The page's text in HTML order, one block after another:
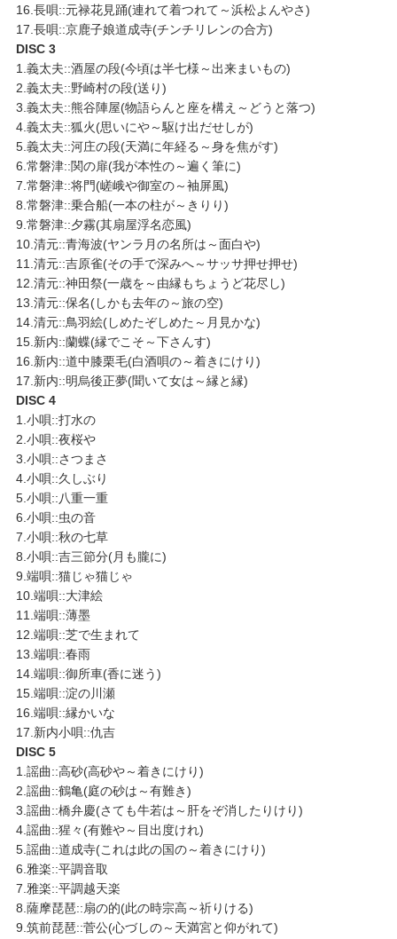
16.長唄::元禄花見踊(連れて着つれて～浜松よんやさ)
17.長唄::京鹿子娘道成寺(チンチリレンの合方)
DISC 3
1.義太夫::酒屋の段(今頃は半七様～出来まいもの)
2.義太夫::野崎村の段(送り)
3.義太夫::熊谷陣屋(物語らんと座を構え～どうと落つ)
4.義太夫::狐火(思いにや～駆け出だせしが)
5.義太夫::河庄の段(天満に年経る～身を焦がす)
6.常磐津::関の扉(我が本性の～遍く筆に)
7.常磐津::将門(嵯峨や御室の～袖屏風)
8.常磐津::乗合船(一本の柱が～きりり)
9.常磐津::夕霧(其扇屋浮名恋風)
10.清元::青海波(ヤンラ月の名所は～面白や)
11.清元::吉原雀(その手で深みへ～サッサ押せ押せ)
12.清元::神田祭(一歳を～由縁もちょうど花尽し)
13.清元::保名(しかも去年の～旅の空)
14.清元::鳥羽絵(しめたぞしめた～月見かな)
15.新内::蘭蝶(縁でこそ～下さんす)
16.新内::道中膝栗毛(白酒唄の～着きにけり)
17.新内::明烏後正夢(聞いて女は～縁と縁)
DISC 4
1.小唄::打水の
2.小唄::夜桜や
3.小唄::さつまさ
4.小唄::久しぶり
5.小唄::八重一重
6.小唄::虫の音
7.小唄::秋の七草
8.小唄::吉三節分(月も朧に)
9.端唄::猫じゃ猫じゃ
10.端唄::大津絵
11.端唄::薄墨
12.端唄::芝で生まれて
13.端唄::春雨
14.端唄::御所車(香に迷う)
15.端唄::淀の川瀬
16.端唄::縁かいな
17.新内小唄::仇吉
DISC 5
1.謡曲::高砂(高砂や～着きにけり)
2.謡曲::鶴亀(庭の砂は～有難き)
3.謡曲::橋弁慶(さても牛若は～肝をぞ消したりけり)
4.謡曲::猩々(有難や～目出度けれ)
5.謡曲::道成寺(これは此の国の～着きにけり)
6.雅楽::平調音取
7.雅楽::平調越天楽
8.薩摩琵琶::扇の的(此の時宗高～祈りける)
9.筑前琵琶::菅公(心づしの～天満宮と仰がれて)